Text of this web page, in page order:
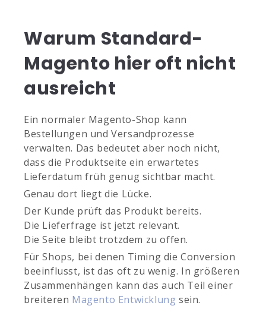
Warum Standard-
Magento hier oft nicht
ausreicht
Ein normaler Magento-Shop kann
Bestellungen und Versandprozesse
verwalten. Das bedeutet aber noch nicht,
dass die Produktseite ein erwartetes
Lieferdatum früh genug sichtbar macht.
Genau dort liegt die Lücke.
Der Kunde prüft das Produkt bereits.
Die Lieferfrage ist jetzt relevant.
Die Seite bleibt trotzdem zu offen.
Für Shops, bei denen Timing die Conversion
beeinflusst, ist das oft zu wenig. In größeren
Zusammenhängen kann das auch Teil einer
breiteren Magento Entwicklung sein.